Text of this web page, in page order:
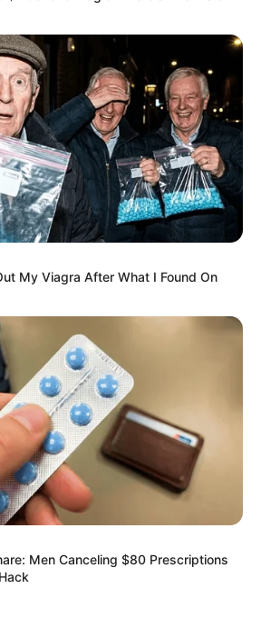
My Viagra After What I Found On
Men Canceling $80 Prescriptions